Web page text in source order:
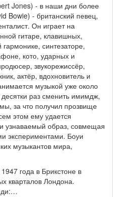
Jones) - в наши дни более
Bowie) - британский певец,
Он играет на
гитаре, клавишных,
синтезаторе,
кото, ударных и
звукорежиссёр,
актёр, вдохновитель и
музыкой уже около
раз сменить имимдж,
за что получил прозвище
этом ему удается
узнаваемый образ, совмещая
экспериментами. Боуи
музыкантов мира,
года в Брикстоне в
кварталов Лондона.